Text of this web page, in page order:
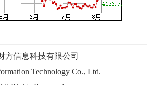
方信息科技有限公司
Technology Co., Ltd.